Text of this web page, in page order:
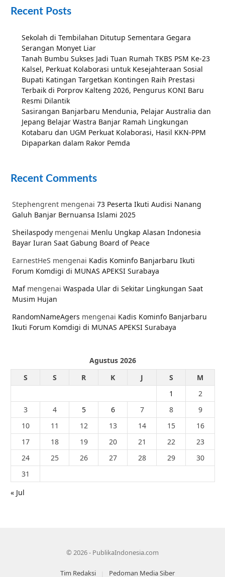
Recent Posts
Sekolah di Tembilahan Ditutup Sementara Gegara
Serangan Monyet Liar
Tanah Bumbu Sukses Jadi Tuan Rumah TKBS PSM Ke-23
Kalsel, Perkuat Kolaborasi untuk Kesejahteraan Sosial
Bupati Katingan Targetkan Kontingen Raih Prestasi
Terbaik di Porprov Kalteng 2026, Pengurus KONI Baru
Resmi Dilantik
Sasirangan Banjarbaru Mendunia, Pelajar Australia dan
Jepang Belajar Wastra Banjar Ramah Lingkungan
Kotabaru dan UGM Perkuat Kolaborasi, Hasil KKN-PPM
Dipaparkan dalam Rakor Pemda
Recent Comments
Stephengrent mengenai 73 Peserta Ikuti Audisi Nanang
Galuh Banjar Bernuansa Islami 2025
Sheilaspody mengenai Menlu Ungkap Alasan Indonesia
Bayar Iuran Saat Gabung Board of Peace
EarnestHeS mengenai Kadis Kominfo Banjarbaru Ikuti
Forum Komdigi di MUNAS APEKSI Surabaya
Mafmengenai Waspada Ular di Sekitar Lingkungan Saat
Musim Hujan
RandomNameAgers mengenai Kadis Kominfo Banjarbaru
Ikuti Forum Komdigi di MUNAS APEKSI Surabaya
Agustus 2026
S
S R K J S
M
1
2
3
4 5 6 7 8
9
10
11 12 13 14 15
16
17
18 19 20 21 22
23
24
25 26 27 28 29
30
31
« Jul
© 2026 - PublikaIndonesia.com
Tim Redaksi Pedoman Media Siber